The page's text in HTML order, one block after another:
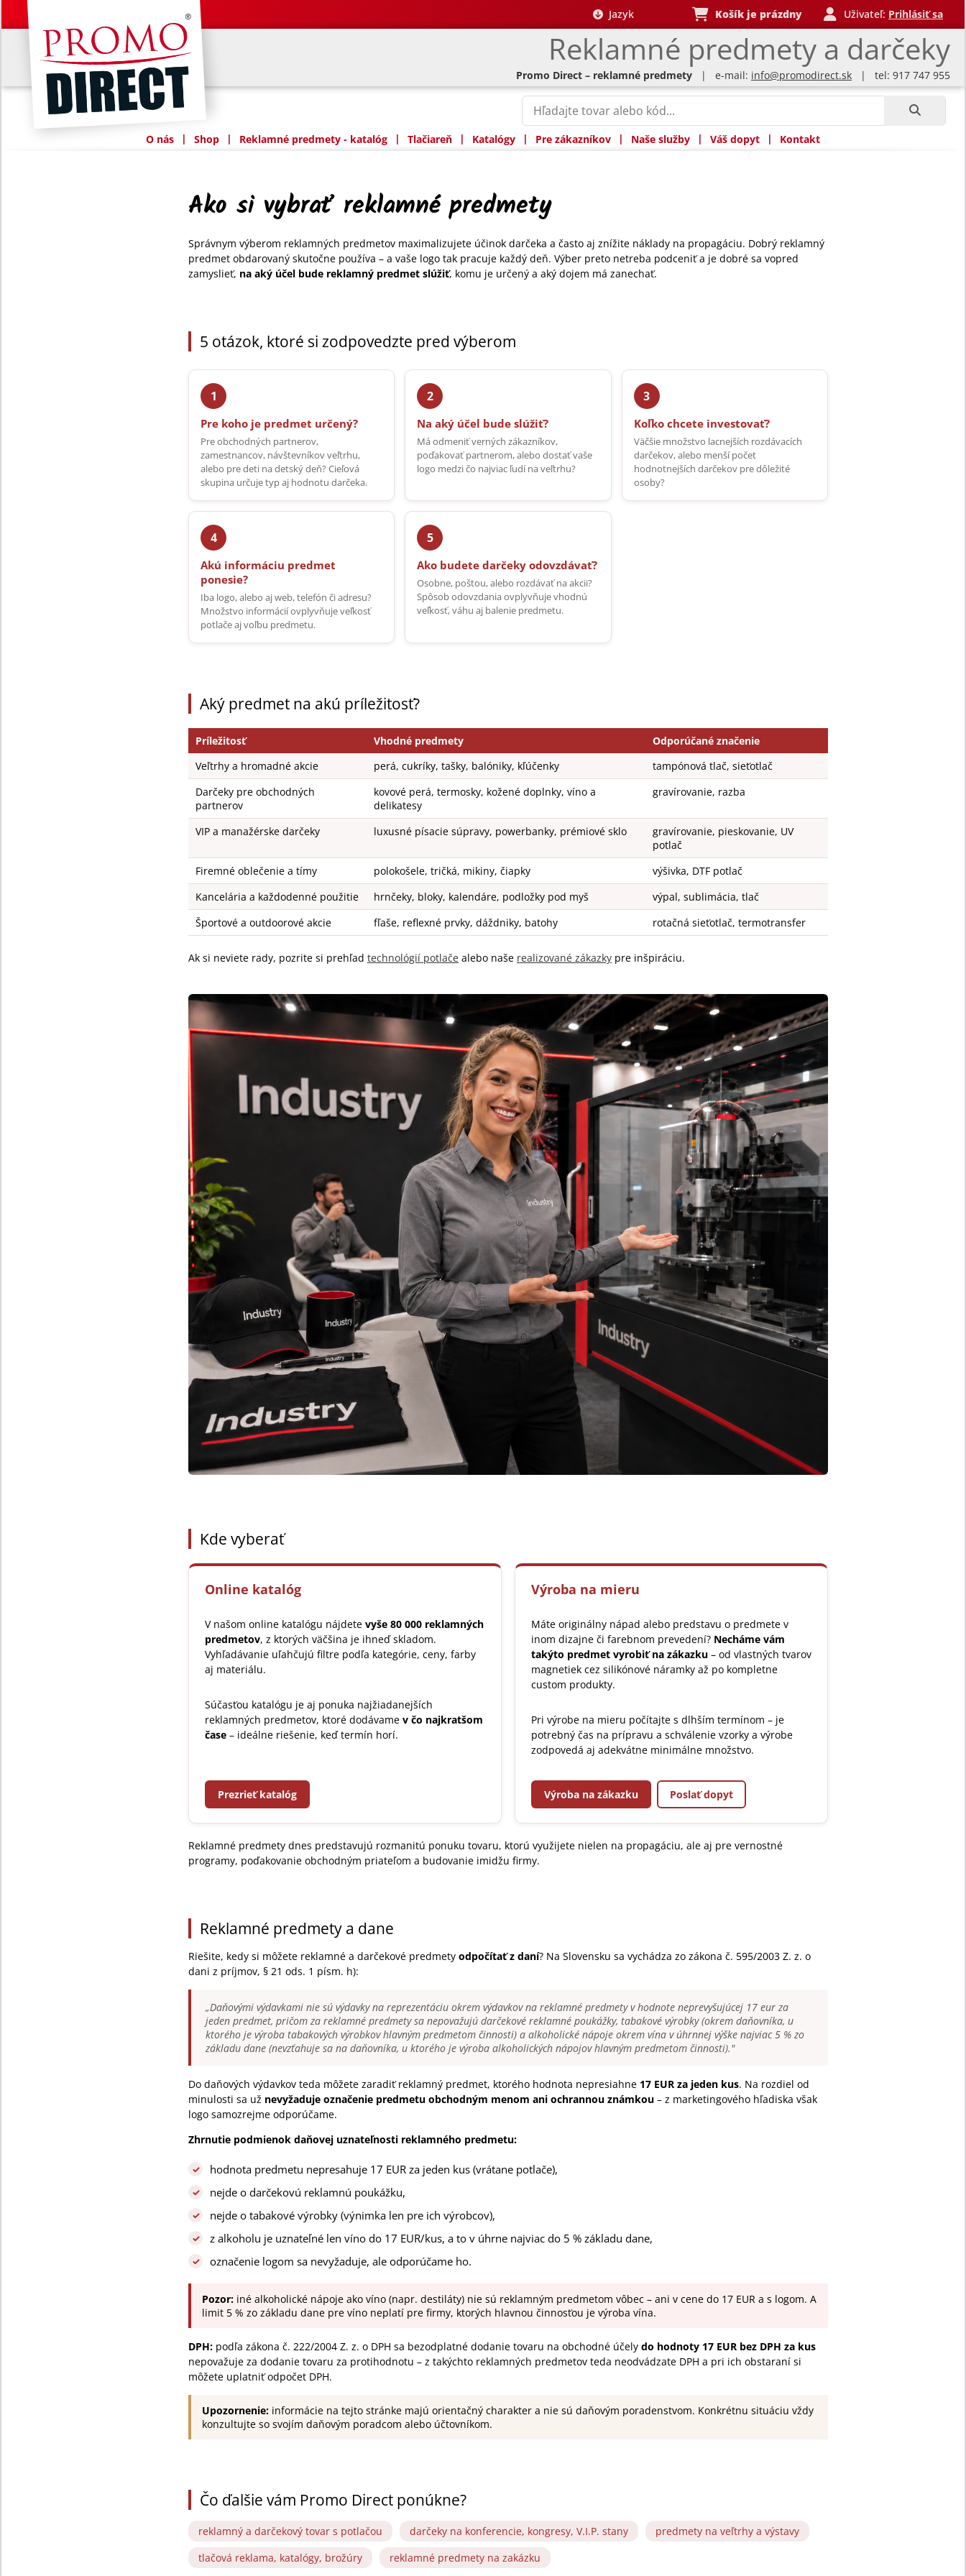
Reklamné predmety a darčeky
Jazyk Košík je prázdny Uživateľ: Prihlásiť sa
Promo Direct – reklamné predmety | e-mail: info@promodirect.sk | tel: 917 747 955
O nás | Shop | Reklamné predmety - katalóg | Tlačiareň | Katalógy | Pre zákazníkov | Naše služby | Váš dopyt | Kontakt
Ako si vybrať reklamné predmety
Správnym výberom reklamných predmetov maximalizujete účinok darčeka a často aj znížite náklady na propagáciu. Dobrý reklamný
predmet obdarovaný skutočne používa – a vaše logo tak pracuje každý deň. Výber preto netreba podceniť a je dobré sa vopred
zamyslieť, na aký účel bude reklamný predmet slúžiť, komu je určený a aký dojem má zanechať.
5 otázok, ktoré si zodpovedzte pred výberom
Pre koho je predmet určený?
Pre obchodných partnerov,
zamestnancov, návštevníkov veľtrhu,
alebo pre deti na detský deň? Cieľová
skupina určuje typ aj hodnotu darčeka.
Na aký účel bude slúžiť?
Má odmeniť verných zákazníkov,
poďakovať partnerom, alebo dostať vaše
logo medzi čo najviac ľudí na veľtrhu?
Koľko chcete investovať?
Väčšie množstvo lacnejších rozdávacích
darčekov, alebo menší počet
hodnotnejších darčekov pre dôležité
osoby?
Akú informáciu predmet
ponesie?
Iba logo, alebo aj web, telefón či adresu?
Množstvo informácií ovplyvňuje veľkosť
potlače aj voľbu predmetu.
Ako budete darčeky odovzdávať?
Osobne, poštou, alebo rozdávať na akcii?
Spôsob odovzdania ovplyvňuje vhodnú
veľkosť, váhu aj balenie predmetu.
Aký predmet na akú príležitosť?
Príležitosť Vhodné predmety
Odporúčané značenie
Veľtrhy a hromadné akcie
perá, cukríky, tašky, balóniky, kľúčenky
tampónová tlač, sieťotlač
Darčeky pre obchodných
partnerov
kovové perá, termosky, kožené doplnky, víno a
delikatesy
gravírovanie, razba
VIP a manažérske darčeky luxusné písacie súpravy, powerbanky, prémiové sklo
gravírovanie, pieskovanie, UV
potlač
Firemné oblečenie a tímy
polokošele, tričká, mikiny, čiapky
výšivka, DTF potlač
Kancelária a každodenné použitie
hrnčeky, bloky, kalendáre, podložky pod myš
výpal, sublimácia, tlač
Športové a outdoorové akcie
fľaše, reflexné prvky, dáždniky, batohy rotačná sieťotlač, termotransfer
Ak si neviete rady, pozrite si prehľad technológií potlače alebo naše realizované zákazky pre inšpiráciu.
Kde vyberať
Online katalóg
V našom online katalógu nájdete vyše 80 000 reklamných
predmetov, z ktorých väčšina je ihneď skladom.
Vyhľadávanie uľahčujú filtre podľa kategórie, ceny, farby
aj materiálu.
Súčasťou katalógu je aj ponuka najžiadanejších
reklamných predmetov, ktoré dodávame v čo najkratšom
čase – ideálne riešenie, keď termín horí.
Prezrieť katalóg
Výroba na mieru
Máte originálny nápad alebo predstavu o predmete v
inom dizajne či farebnom prevedení? Necháme vám
takýto predmet vyrobiť na zákazku – od vlastných tvarov
magnetiek cez silikónové náramky až po kompletne
custom produkty.
Pri výrobe na mieru počítajte s dlhším termínom – je
potrebný čas na prípravu a schválenie vzorky a výrobe
zodpovedá aj adekvátne minimálne množstvo.
Výroba na zákazku Poslať dopyt
Reklamné predmety dnes predstavujú rozmanitú ponuku tovaru, ktorú využijete nielen na propagáciu, ale aj pre vernostné
programy, poďakovanie obchodným priateľom a budovanie imidžu firmy.
Reklamné predmety a dane
Riešite, kedy si môžete reklamné a darčekové predmety odpočítať z daní? Na Slovensku sa vychádza zo zákona č. 595/2003 Z. z. o
dani z príjmov, § 21 ods. 1 písm. h):
„Daňovými výdavkami nie sú výdavky na reprezentáciu okrem výdavkov na reklamné predmety v hodnote neprevyšujúcej 17 eur za
jeden predmet, pričom za reklamné predmety sa nepovažujú darčekové reklamné poukážky, tabakové výrobky (okrem daňovníka, u
ktorého je výroba tabakových výrobkov hlavným predmetom činnosti) a alkoholické nápoje okrem vína v úhrnnej výške najviac 5 % zo
základu dane (nevzťahuje sa na daňovníka, u ktorého je výroba alkoholických nápojov hlavným predmetom činnosti)."
Do daňových výdavkov teda môžete zaradiť reklamný predmet, ktorého hodnota nepresiahne 17 EUR za jeden kus. Na rozdiel od
minulosti sa už nevyžaduje označenie predmetu obchodným menom ani ochrannou známkou – z marketingového hľadiska však
logo samozrejme odporúčame.
Zhrnutie podmienok daňovej uznateľnosti reklamného predmetu:
hodnota predmetu nepresahuje 17 EUR za jeden kus (vrátane potlače),
nejde o darčekovú reklamnú poukážku,
nejde o tabakové výrobky (výnimka len pre ich výrobcov),
z alkoholu je uznateľné len víno do 17 EUR/kus, a to v úhrne najviac do 5 % základu dane,
označenie logom sa nevyžaduje, ale odporúčame ho.
Pozor: iné alkoholické nápoje ako víno (napr. destiláty) nie sú reklamným predmetom vôbec – ani v cene do 17 EUR a s logom. A
limit 5 % zo základu dane pre víno neplatí pre firmy, ktorých hlavnou činnosťou je výroba vína.
DPH: podľa zákona č. 222/2004 Z. z. o DPH sa bezodplatné dodanie tovaru na obchodné účely do hodnoty 17 EUR bez DPH za kus
nepovažuje za dodanie tovaru za protihodnotu – z takýchto reklamných predmetov teda neodvádzate DPH a pri ich obstaraní si
môžete uplatniť odpočet DPH.
Upozornenie: informácie na tejto stránke majú orientačný charakter a nie sú daňovým poradenstvom. Konkrétnu situáciu vždy
konzultujte so svojím daňovým poradcom alebo účtovníkom.
Čo ďalšie vám Promo Direct ponúkne?
reklamný a darčekový tovar s potlačou darčeky na konferencie, kongresy, V.I.P. stany
predmety na veľtrhy a výstavy
tlačová reklama, katalógy, brožúry
reklamné predmety na zakázku